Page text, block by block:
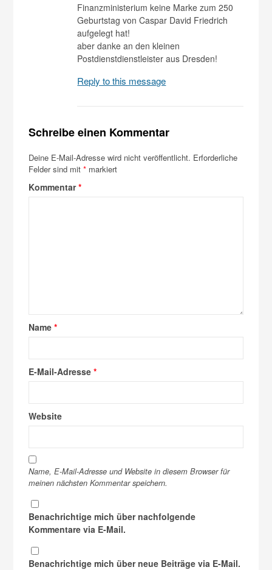
Finanzministerium keine Marke zum 250
Geburtstag von Caspar David Friedrich
aufgelegt hat!
aber danke an den kleinen
Postdienstdienstleister aus Dresden!
Reply to this message
Schreibe einen Kommentar
Deine E-Mail-Adresse wird nicht veröffentlicht. Erforderliche
Felder sind mit* markiert
Kommentar*
Name*
E-Mail-Adresse*
Website
Name, E-Mail-Adresse und Website in diesem Browser für
meinen nächsten Kommentar speichern.
Benachrichtige mich über nachfolgende
Kommentare via E-Mail.
Benachrichtige mich über neue Beiträge via E-Mail.